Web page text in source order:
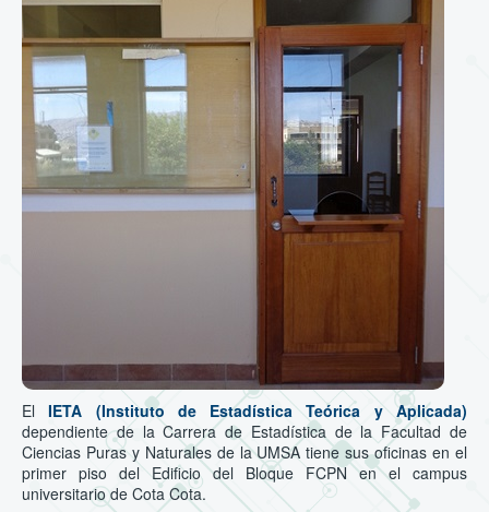
ElIETA (Instituto de Estadística Teórica y Aplicada)
dependiente de la Carrera de Estadística de la Facultad de
Ciencias Puras y Naturales de la UMSA tiene sus oficinas en el
primer piso del Edificio del Bloque FCPN en el campus
universitario de Cota Cota.